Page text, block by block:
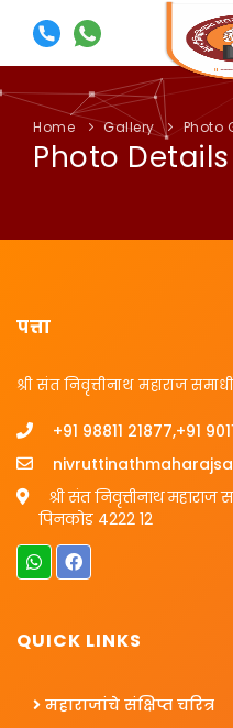
मुखपृष्ठ
मंदिर इतिहास
वार्षिक उत्सव
Home Gallery Photo
Photo Details
पत्ता
श्री संत निवृत्तीनाथ महाराज
+91 98811 21877,+91
श्री संत निवृत्तीनाथ महाराज
पिनकोड 4222 12
QUICK LINKS
महाराजांचे संक्षिप्त चरित्र